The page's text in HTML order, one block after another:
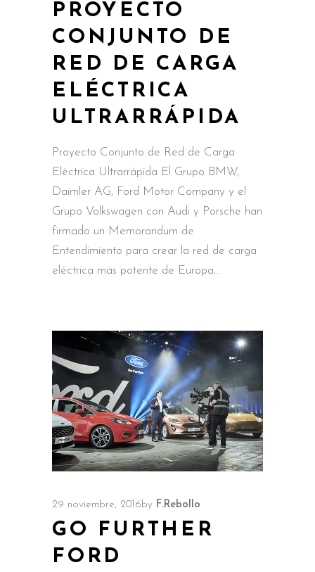
PROYECTO
CONJUNTO DE
RED DE CARGA
ELÉCTRICA
ULTRARRÁPIDA
Proyecto Conjunto de Red de Carga
Eléctrica Ultrarrápida El Grupo BMW,
Daimler AG, Ford Motor Company y el
Grupo Volkswagen con Audi y Porsche han
firmado un Memorandum de
Entendimiento para crear la red de carga
eléctrica más potente de Europa.
29 noviembre, 2016by F.Rebollo
GO FURTHER
FORD